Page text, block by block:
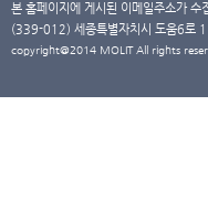
본 홈페이지에 게시된 이메일주소가
(339-012) 세종특별자치시 도움6로
copyright@2014 MOLIT All rights